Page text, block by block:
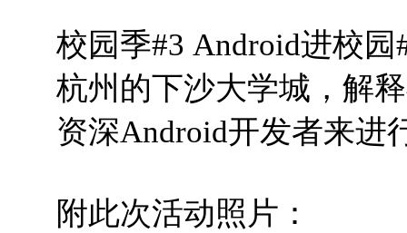
校园季#3 Android进校
杭州的下沙大学城，解
资深Android开发者来进
附此次活动照片：